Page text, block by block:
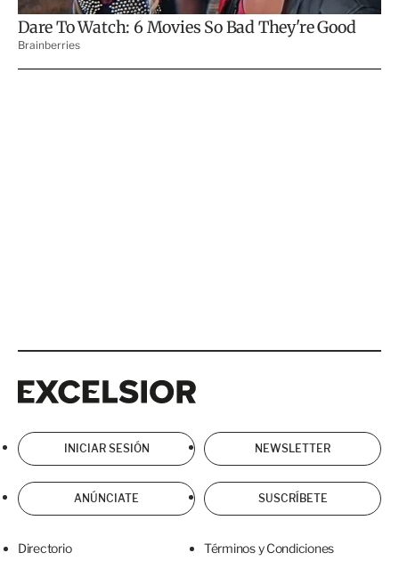
INICIAR SESIÓN NEWSLETTER
ANÚNCIATE SUSCRÍBETE
Directorio Términos y Condiciones